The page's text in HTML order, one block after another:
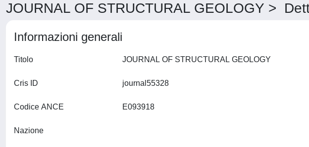
JOURNAL OF STRUCTURAL GEOLOGY >
Informazioni generali
Titolo
Cris ID
Codice ANCE
Nazione